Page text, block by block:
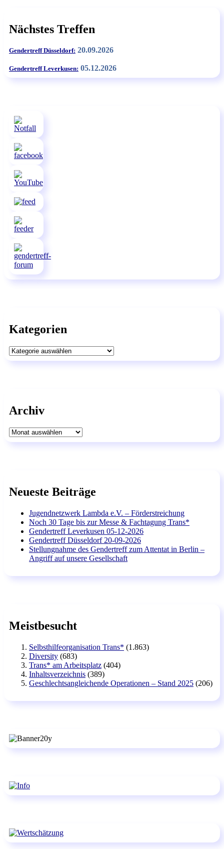
Nächstes Treffen
Gendertreff Düsseldorf: 20.09.2026
Gendertreff Leverkusen: 05.12.2026
Kategorien
Kategorien
Archiv
Archiv
Neueste Beiträge
Jugendnetzwerk Lambda e.V. – Förderstreichung
Noch 30 Tage bis zur Messe & Fachtagung Trans*
Gendertreff Leverkusen 05-12-2026
Gendertreff Düsseldorf 20-09-2026
Stellungnahme des Gendertreff zum Attentat in Berlin –
Angriff auf unsere Gesellschaft
Meistbesucht
Selbsthilfeorganisation Trans* (1.863)
Diversity (683)
Trans* am Arbeitsplatz (404)
Inhaltsverzeichnis (389)
Geschlechtsangleichende Operationen – Stand 2025 (206)